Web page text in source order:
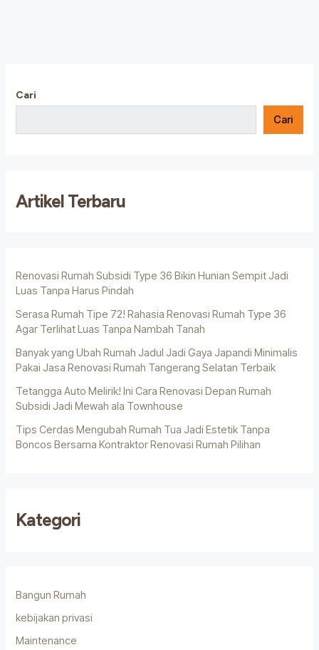
Cari
Cari
Artikel Terbaru
Renovasi Rumah Subsidi Type 36 Bikin Hunian Sempit Jadi
Luas Tanpa Harus Pindah
Serasa Rumah Tipe 72! Rahasia Renovasi Rumah Type 36
Agar Terlihat Luas Tanpa Nambah Tanah
Banyak yang Ubah Rumah Jadul Jadi Gaya Japandi Minimalis
Pakai Jasa Renovasi Rumah Tangerang Selatan Terbaik
Tetangga Auto Melirik! Ini Cara Renovasi Depan Rumah
Subsidi Jadi Mewah ala Townhouse
Tips Cerdas Mengubah Rumah Tua Jadi Estetik Tanpa
Boncos Bersama Kontraktor Renovasi Rumah Pilihan
Kategori
Bangun Rumah
kebijakan privasi
Maintenance